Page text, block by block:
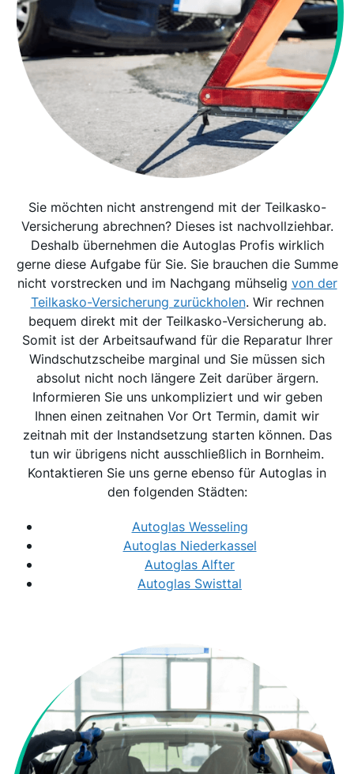
Sie möchten nicht anstrengend mit der Teilkasko-
Versicherung abrechnen? Dieses ist nachvollziehbar.
Deshalb übernehmen die Autoglas Profis wirklich
gerne diese Aufgabe für Sie. Sie brauchen die Summe
nicht vorstrecken und im Nachgang mühselig von der
Teilkasko-Versicherung zurückholen. Wir rechnen
bequem direkt mit der Teilkasko-Versicherung ab.
Somit ist der Arbeitsaufwand für die Reparatur Ihrer
Windschutzscheibe marginal und Sie müssen sich
absolut nicht noch längere Zeit darüber ärgern.
Informieren Sie uns unkompliziert und wir geben
Ihnen einen zeitnahen Vor Ort Termin, damit wir
zeitnah mit der Instandsetzung starten können. Das
tun wir übrigens nicht ausschließlich in Bornheim.
Kontaktieren Sie uns gerne ebenso für Autoglas in
den folgenden Städten:
Autoglas Wesseling
Autoglas Niederkassel
Autoglas Alfter
Autoglas Swisttal